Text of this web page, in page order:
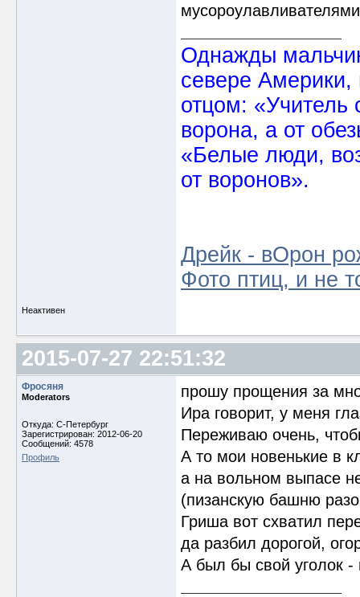
Однажды
севере
отцом: «Учитель
ворона, а от
«Белые люди,
от воронов».
Дрейк - вОрон
Фото птиц, и не
Неактивен
2015-07-27 22:51:32
Фросяня
Moderators
Откуда: С-Петербург
Зарегистрирован: 2012-06-20
Сообщений: 4578
Профиль
прошу прощения за
Ира говорит, у меня
Переживаю очень,
А то мои новенькие в
а на вольном выпасе
(пизанскую башню
Гриша вот схватил
да разбил дорогой,
А был бы свой уголок